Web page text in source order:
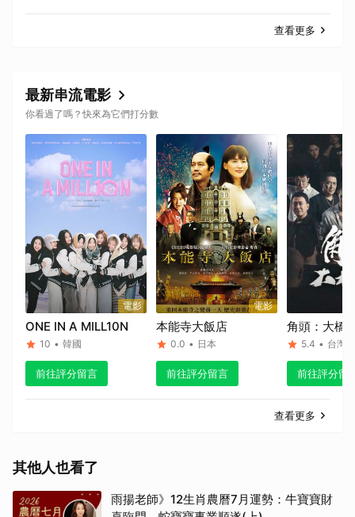
查看更多
最新串流電影
你看過了嗎？快來為它們打分數
電影
ONE IN A MILL10N
10 • 韓國
前往評分留言
電影
本能寺大飯店
0.0 • 日本
前往評分留言
角頭：大橋
5.4 • 台灣
前往評分留
查看更多
其他人也看了
雨揚老師》12生肖農曆7月運勢：牛寶寶財